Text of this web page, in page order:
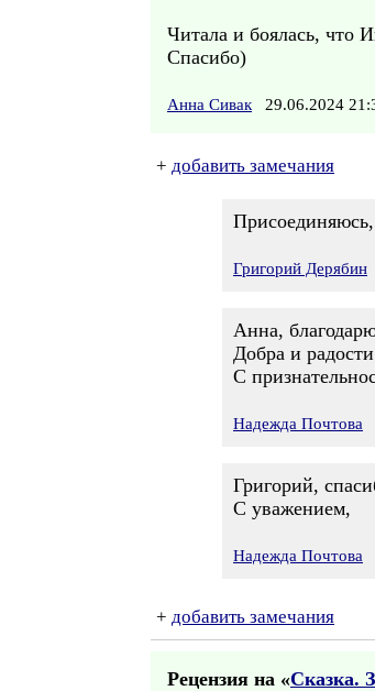
Читала и боялась, что
Спасибо)
Анна Сивак 29.06.2024
+ добавить замечания
Григорий Дерябин
Анна,
Добра и
С
Надежда Почтова
Григорий,
С уважением,
Надежда Почтова
+ добавить замечания
Рецензия на «Сказка.